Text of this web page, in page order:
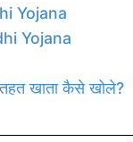
Yojana
Yojana
खाता कैसे खोले?